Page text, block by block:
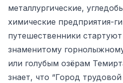
металлургические,
химические предприятия-
путешественники
знаменитому
или голубым озёрам
знает, что “Город